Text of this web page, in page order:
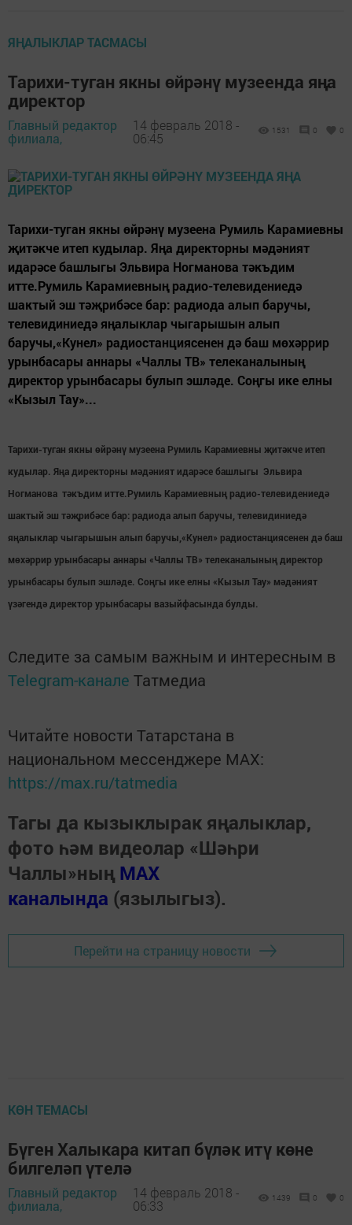
ЯҢАЛЫКЛАР ТАСМАСЫ
Тарихи-туган якны өйрәнү музеенда яңа
директор
Главный редактор
филиала,
14 февраль 2018 -
06:45
1531 0 0
Тарихи-туган якны өйрәнү музеена Румиль Карамиевны
җитәкче итеп кудылар. Яңа директорны мәдәният
идарәсе башлыгы Эльвира Ногманова тәкъдим
итте.Румиль Карамиевның радио-телевидениедә
шактый эш тәҗрибәсе бар: радиода алып баручы,
телевидиниедә яңалыклар чыгарышын алып
баручы,«Кунел» радиостанциясенен дә баш мөхәррир
урынбасары аннары «Чаллы ТВ» телеканалының
директор урынбасары булып эшләде. Соңгы ике елны
«Кызыл Тау»...
Тарихи-туган якны өйрәнү музеена Румиль Карамиевны җитәкче итеп
кудылар. Яңа директорны мәдәният идарәсе башлыгы Эльвира
Ногманова тәкъдим итте.Румиль Карамиевның радио-телевидениедә
шактый эш тәҗрибәсе бар: радиода алып баручы, телевидиниедә
яңалыклар чыгарышын алып баручы,«Кунел» радиостанциясенен дә баш
мөхәррир урынбасары аннары «Чаллы ТВ» телеканалының директор
урынбасары булып эшләде. Соңгы ике елны «Кызыл Тау» мәдәният
үзәгендә директор урынбасары вазыйфасында булды.
Следите за самым важным и интересным в
Telegram-канале Татмедиа
Читайте новости Татарстана в
национальном мессенджере MАХ:
https://max.ru/tatmedia
Тагы да кызыклырак яңалыклар,
фото һәм видеолар «Шәһри
Чаллы»ның MAX
каналында (язылыгыз).
Перейти на страницу новости
КӨН ТЕМАСЫ
Бүген Халыкара китап бүләк итү көне
билгеләп үтелә
Главный редактор
филиала,
14 февраль 2018 -
06:33
1439 0 0